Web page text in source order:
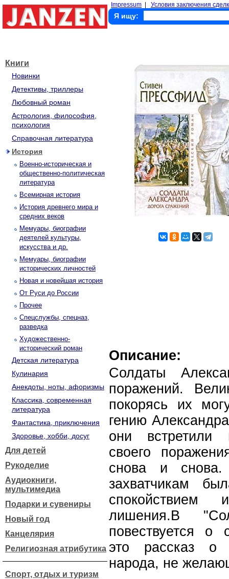
Impressum Условия заключения
Я ищу:
Книги
Новинки
Детективы, триллеры
Любовный роман
Астрология, философия,
психология
Справочная литература
История
Военно-историческая и
общественно-политическая
литература
Всемирная история
История древнего мира и
средних веков
Мемуары, биографии
деятелей культуры,
искусства и др.
Мемуары, биографии
исторических личностей
Новая и новейшая история
От Руси до России
Прочее
Спецслужбы, спецназ,
разведка
Художественно-
исторический роман
Детская литература
Кулинария
Анекдоты, ноты, афоризмы
Классика, современная
литература
Фантастика, приключения
Здоровье, хобби, досуг
Для детей
Рукоделие
Аудиокниги,
мультимедиа
Подарки и сувениры
Новый год
Канцелярия
Религиозная атрибутика
Спорт, отдых и туризм
Описание:
Солдаты
поражений.
покорясь их
гению
они
своего
снова и
захватчикам
спокойствием
лишения.В
повествуется о
это рассказ о
народа, не